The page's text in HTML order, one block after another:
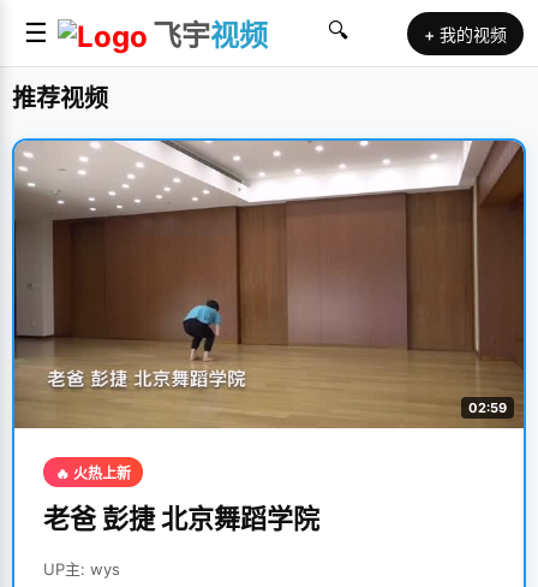
☰ 飞宇视频 🔍 + 我的视频
推荐视频
02:59
🔥 火热上新
老爸 彭捷 北京舞蹈学院
UP主: wys